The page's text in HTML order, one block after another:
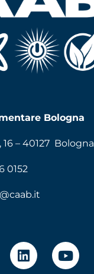
Bologna
16 – 40127 Bologna
0152